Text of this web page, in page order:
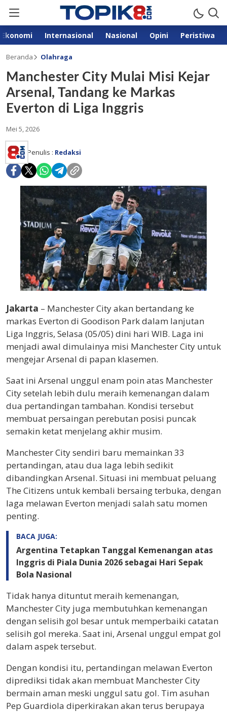
Ekonomi Internasional Nasional Opini Peristiwa
Beranda Olahraga
Manchester City Mulai Misi Kejar
Arsenal, Tandang ke Markas
Everton di Liga Inggris
Mei 5, 2026
Penulis : Redaksi
Jakarta – Manchester City akan bertandang ke
markas Everton di Goodison Park dalam lanjutan
Liga Inggris, Selasa (05/05) dini hari WIB. Laga ini
menjadi awal dimulainya misi Manchester City untuk
mengejar Arsenal di papan klasemen.
Saat ini Arsenal unggul enam poin atas Manchester
City setelah lebih dulu meraih kemenangan dalam
dua pertandingan tambahan. Kondisi tersebut
membuat persaingan perebutan posisi puncak
semakin ketat menjelang akhir musim.
Manchester City sendiri baru memainkan 33
pertandingan, atau dua laga lebih sedikit
dibandingkan Arsenal. Situasi ini membuat peluang
The Citizens untuk kembali bersaing terbuka, dengan
laga melawan Everton menjadi salah satu momen
penting.
BACA JUGA:
Argentina Tetapkan Tanggal Kemenangan atas
Inggris di Piala Dunia 2026 sebagai Hari Sepak
Bola Nasional
Tidak hanya dituntut meraih kemenangan,
Manchester City juga membutuhkan kemenangan
dengan selisih gol besar untuk memperbaiki catatan
selisih gol mereka. Saat ini, Arsenal unggul empat gol
dalam aspek tersebut.
Dengan kondisi itu, pertandingan melawan Everton
diprediksi tidak akan membuat Manchester City
bermain aman meski unggul satu gol. Tim asuhan
Pep Guardiola diperkirakan akan terus berupaya